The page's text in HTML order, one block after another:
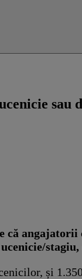
sau
angajatorii
și